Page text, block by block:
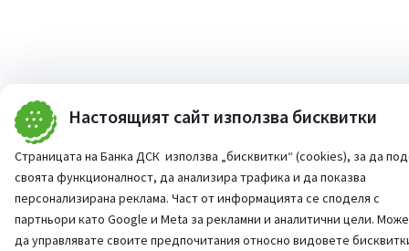
Настоящият сайт използва бисквитки
Страницата на Банка ДСК използва „бисквитки“ (cookies), за да
своята функционалност, да анализира трафика и да показва
персонализирана реклама. Част от информацията се споделя с
партньори като Google и Meta за рекламни и аналитични цели.
да управлявате своите предпочитания относно видовете